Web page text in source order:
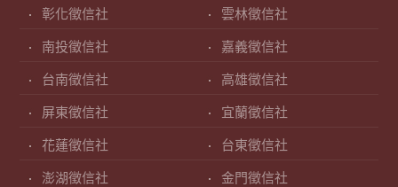
彰化徵信社 雲林徵信社
南投徵信社 嘉義徵信社
台南徵信社 高雄徵信社
屏東徵信社 宜蘭徵信社
花蓮徵信社 台東徵信社
澎湖徵信社 金門徵信社